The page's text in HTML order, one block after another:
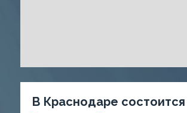
В Краснодаре